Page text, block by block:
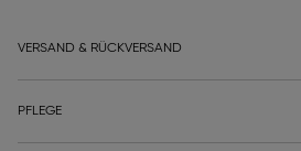
VERSAND & RÜCKVERSAND
PFLEGE